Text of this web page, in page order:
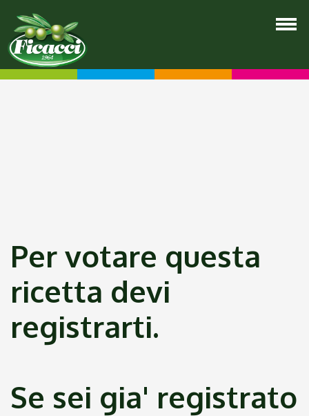
Per votare questa
ricetta devi
registrarti.
Se sei gia' registrato